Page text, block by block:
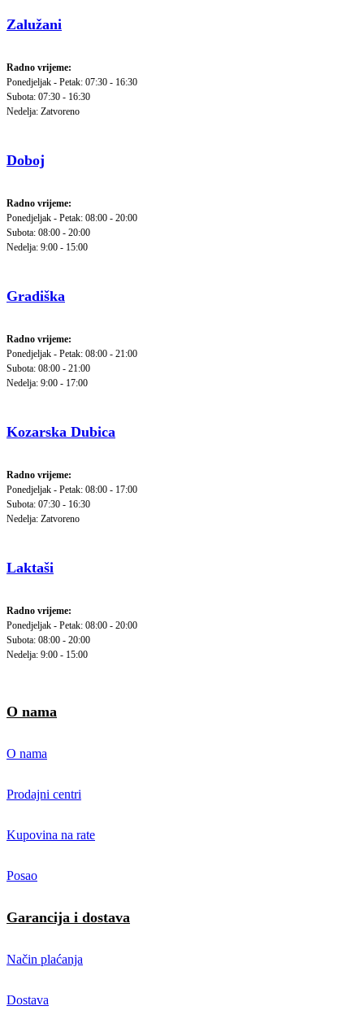
Zalužani
Radno vrijeme:
Ponedjeljak - Petak: 07:30 - 16:30
Subota: 07:30 - 16:30
Nedelja: Zatvoreno
Doboj
Radno vrijeme:
Ponedjeljak - Petak: 08:00 - 20:00
Subota: 08:00 - 20:00
Nedelja: 9:00 - 15:00
Gradiška
Radno vrijeme:
Ponedjeljak - Petak: 08:00 - 21:00
Subota: 08:00 - 21:00
Nedelja: 9:00 - 17:00
Kozarska Dubica
Radno vrijeme:
Ponedjeljak - Petak: 08:00 - 17:00
Subota: 07:30 - 16:30
Nedelja: Zatvoreno
Laktaši
Radno vrijeme:
Ponedjeljak - Petak: 08:00 - 20:00
Subota: 08:00 - 20:00
Nedelja: 9:00 - 15:00
O nama
O nama
Prodajni centri
Kupovina na rate
Posao
Garancija i dostava
Način plaćanja
Dostava